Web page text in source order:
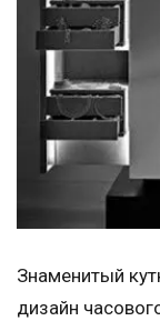
Знаменитый
дизайн